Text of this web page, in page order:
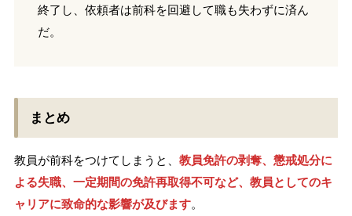
終了し、依頼者は前科を回避して職も失わずに済ん
だ。
まとめ
教員が前科をつけてしまうと、 教員免許の剥奪、懲戒処分に
よる失職、一定期間の免許再取得不可など、教員としてのキ
ャリアに致命的な影響が及びます。